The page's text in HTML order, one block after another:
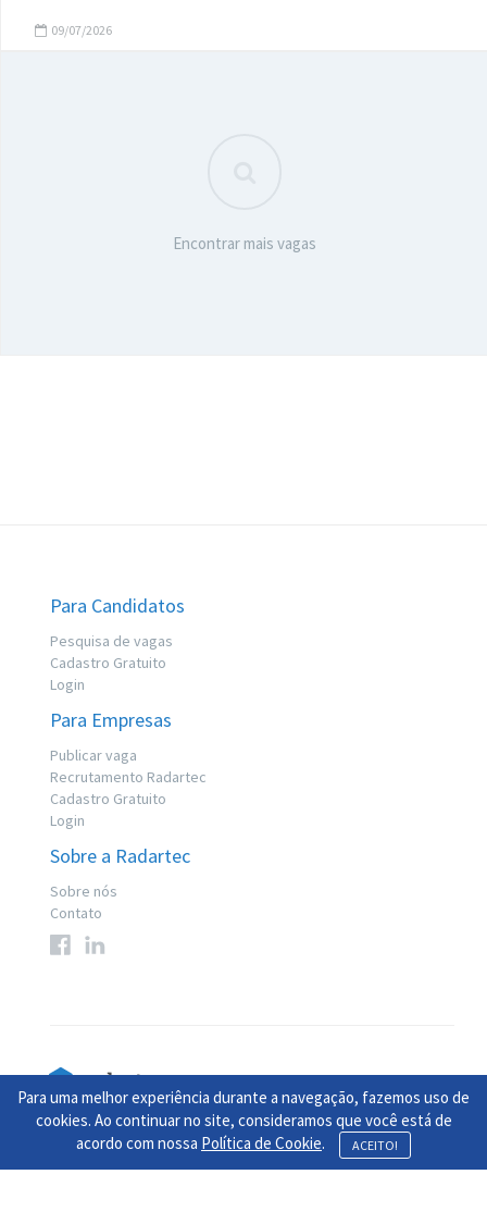
Para uma melhor experiência durante a navegação, fazemos uso de
cookies. Ao continuar no site, consideramos que você está de
acordo com nossa Política de Cookie. ACEITO!
09/07/2026
Encontrar mais vagas
Para Candidatos
Pesquisa de vagas
Cadastro Gratuito
Login
Para Empresas
Publicar vaga
Recrutamento Radartec
Cadastro Gratuito
Login
Sobre a Radartec
Sobre nós
Contato
© 2017 Radartec. Todos os direitos reservados
Contamos com apoio doJooble